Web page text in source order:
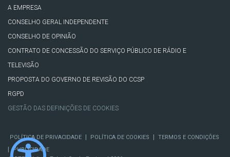
A EMPRESA
CONSELHO GERAL INDEPENDENTE
CONSELHO DE OPINIÃO
CONTRATO DE CONCESSÃO DO SERVIÇO PÚBLICO DE RÁDIO E
TELEVISÃO
PROPOSTA DO GOVERNO DE REVISÃO DO CCSP
RGPD
GESTÃO DAS DEFINIÇÕES DE COOKIES
POLÍTICA DE PRIVACIDADE POLÍTICA DE COOKIES TERMOS E CONDIÇÕES
PUBLICIDADE